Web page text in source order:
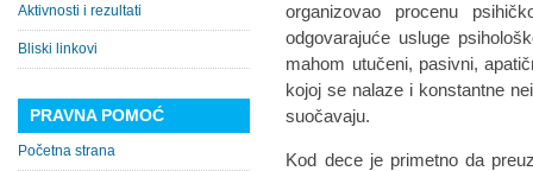
organizovao procenu
odgovarajuće usluge
mahom utučeni, pasivni,
kojoj se nalaze i konstantne
suočavaju.
Kod dece je primetno da
Aktivnosti i rezultati
Bliski linkovi
PRAVNA POMOĆ
Početna strana